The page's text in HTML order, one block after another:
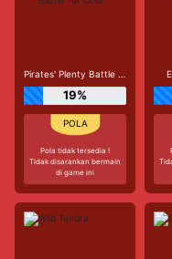
Pirates' Plenty Battle for Gold
19%
Pola tidak tersedia !
Tidak disarankan bermain
di game ini